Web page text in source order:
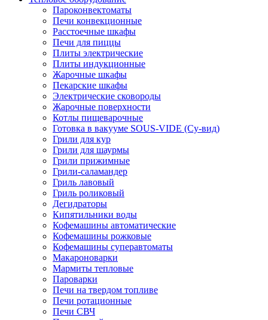
Пароконвектоматы
Печи конвекционные
Расстоечные шкафы
Печи для пиццы
Плиты электрические
Плиты индукционные
Жарочные шкафы
Пекарские шкафы
Электрические сковороды
Жарочные поверхности
Котлы пищеварочные
Готовка в вакууме SOUS-VIDE (Су-вид)
Грили для кур
Грили для шаурмы
Грили прижимные
Грили-саламандер
Гриль лавовый
Гриль роликовый
Дегидраторы
Кипятильники воды
Кофемашины автоматические
Кофемашины рожковые
Кофемашины суперавтоматы
Макароноварки
Мармиты тепловые
Пароварки
Печи на твердом топливе
Печи ротационные
Печи СВЧ